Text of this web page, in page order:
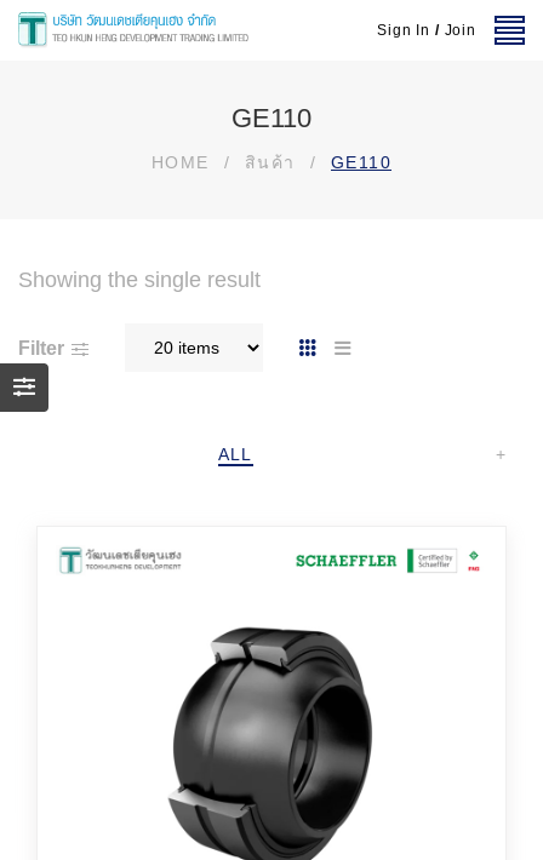
Sign In / Join
GE110
HOME / สินค้า / GE110
Showing the single result
Filter
ALL +